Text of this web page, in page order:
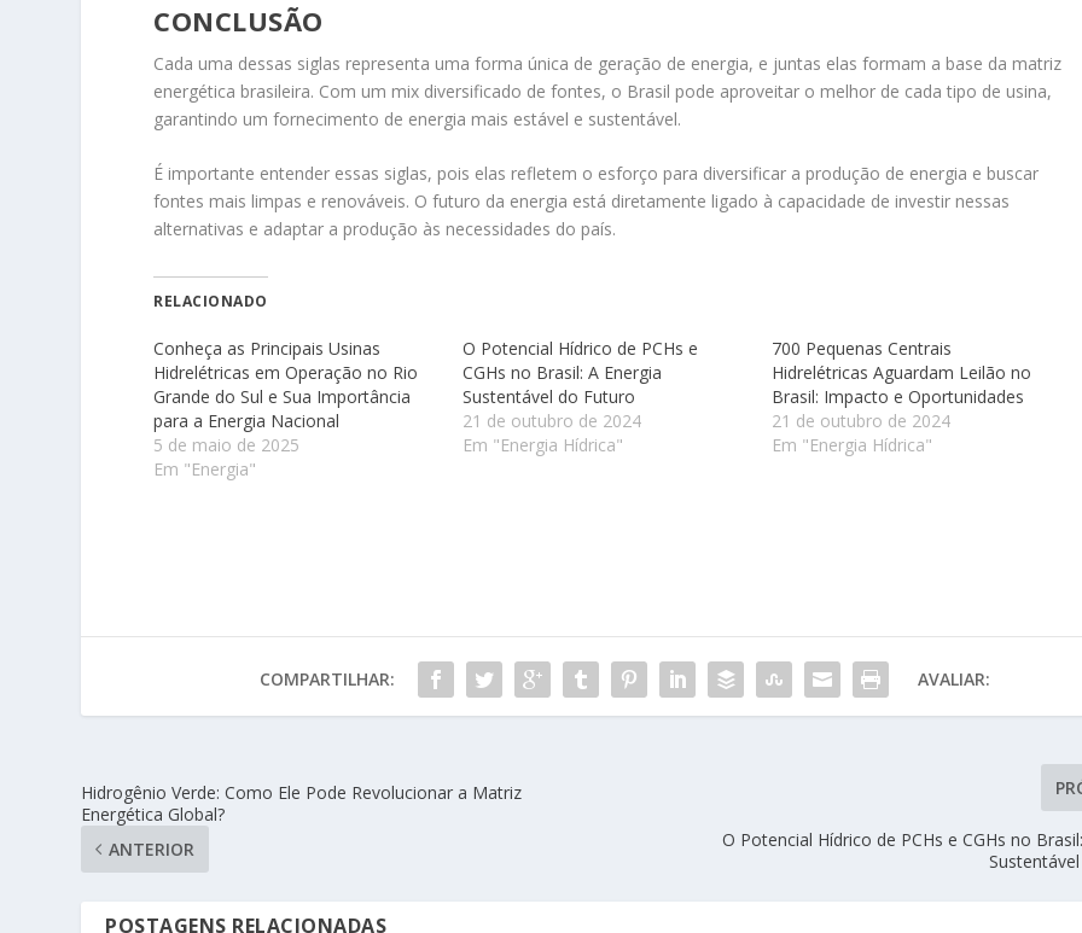
CONCLUSÃO
Cada uma dessas siglas representa uma forma única de geração de energia, e juntas elas formam a base da matriz
energética brasileira. Com um mix diversificado de fontes, o Brasil pode aproveitar o melhor de cada tipo de usina,
garantindo um fornecimento de energia mais estável e sustentável.
É importante entender essas siglas, pois elas refletem o esforço para diversificar a produção de energia e buscar
fontes mais limpas e renováveis. O futuro da energia está diretamente ligado à capacidade de investir nessas
alternativas e adaptar a produção às necessidades do país.
RELACIONADO
Conheça as Principais Usinas
Hidrelétricas em Operação no Rio
Grande do Sul e Sua Importância
para a Energia Nacional
5 de maio de 2025
Em "Energia"
O Potencial Hídrico de PCHs e
CGHs no Brasil: A Energia
Sustentável do Futuro
21 de outubro de 2024
Em "Energia Hídrica"
700 Pequenas Centrais
Hidrelétricas Aguardam Leilão no
Brasil: Impacto e Oportunidades
21 de outubro de 2024
Em "Energia Hídrica"
COMPARTILHAR: AVALIAR:
Hidrogênio Verde: Como Ele Pode Revolucionar a Matriz
Energética Global?
ANTERIOR
O Potencial Hídrico de PCHs e CGHs no
POSTAGENS RELACIONADAS